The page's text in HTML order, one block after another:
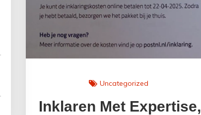
Uncategorized
Inklaren Met Expertise,